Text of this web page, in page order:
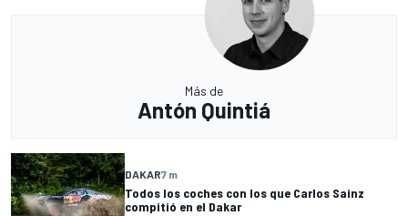
Más de
Antón Quintiá
DAKAR7 m
Todos los coches con los que Carlos Sainz
compitió en el Dakar